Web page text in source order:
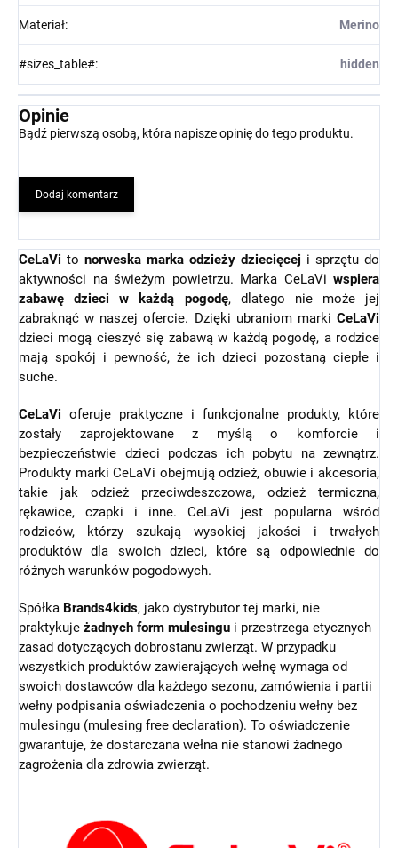
Materiał: Merino
#sizes_table#: hidden
Opinie
Bądź pierwszą osobą, która napisze opinię do tego produktu.
Dodaj komentarz
CeLaVi to norweska marka odzieży dziecięcej i sprzętu do
aktywności na świeżym powietrzu. Marka CeLaVi wspiera
zabawę dzieci w każdą pogodę, dlatego nie może jej
zabraknąć w naszej ofercie. Dzięki ubraniom marki CeLaVi
dzieci mogą cieszyć się zabawą w każdą pogodę, a rodzice
mają spokój i pewność, że ich dzieci pozostaną ciepłe i
suche.
CeLaVi oferuje praktyczne i funkcjonalne produkty, które
zostały zaprojektowane z myślą o komforcie i
bezpieczeństwie dzieci podczas ich pobytu na zewnątrz.
Produkty marki CeLaVi obejmują odzież, obuwie i akcesoria,
takie jak odzież przeciwdeszczowa, odzież termiczna,
rękawice, czapki i inne. CeLaVi jest popularna wśród
rodziców, którzy szukają wysokiej jakości i trwałych
produktów dla swoich dzieci, które są odpowiednie do
różnych warunków pogodowych.
Spółka Brands4kids, jako dystrybutor tej marki, nie
praktykuje żadnych form mulesingu i przestrzega etycznych
zasad dotyczących dobrostanu zwierząt. W przypadku
wszystkich produktów zawierających wełnę wymaga od
swoich dostawców dla każdego sezonu, zamówienia i partii
wełny podpisania oświadczenia o pochodzeniu wełny bez
mulesingu (mulesing free declaration). To oświadczenie
gwarantuje, że dostarczana wełna nie stanowi żadnego
zagrożenia dla zdrowia zwierząt.